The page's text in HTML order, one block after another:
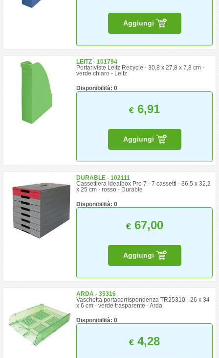
Aggiungi
LEITZ - 101794
Portariviste Leitz Recycle - 30,8 x 27,8 x 7,8 cm -
verde chiaro - Leitz
Disponibilità: 0
€ 6,91
Aggiungi
DURABLE - 102111
Cassettiera Idealbox Pro 7 - 7 cassetti - 36,5 x 32,2
x 25 cm - rosso - Durable
Disponibilità: 0
€67,00
Aggiungi
ARDA - 35316
Vaschetta portacorrispondenza TR25310 - 26 x 34
x 6 cm - verde trasparente - Arda
Disponibilità: 0
€ 4,28